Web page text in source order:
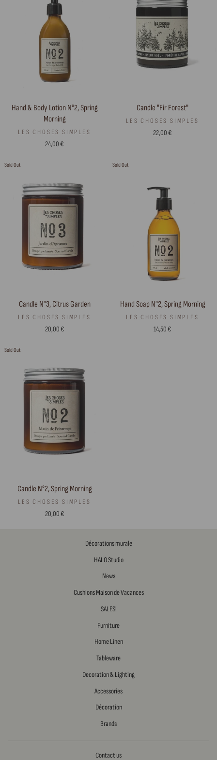
Hand & Body Lotion N°2, Spring
Morning
LES CHOSES SIMPLES
24,00 €
Candle "Fir Forest"
LES CHOSES SIMPLES
22,00 €
Sold Out
Candle N°3, Citrus Garden
LES CHOSES SIMPLES
20,00 €
Sold Out
Hand Soap N°2, Spring Morning
LES CHOSES SIMPLES
14,50 €
Sold Out
Candle N°2, Spring Morning
LES CHOSES SIMPLES
20,00 €
Décorations murale
HALO Studio
News
Cushions Maison de Vacances
SALES!
Furniture
Home Linen
Tableware
Decoration & Lighting
Accessories
Décoration
Brands
Contact us